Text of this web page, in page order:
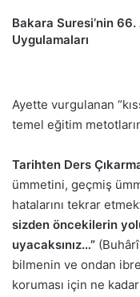
Bakara Suresi’nin
Uygulamaları
Ayette vurgulanan
temel eğitim
Tarihten Ders
ümmetini, geçmiş
hatalarını tekrar
sizden öncekilerin
uyacaksınız…”
bilmenin ve ondan
koruması için ne